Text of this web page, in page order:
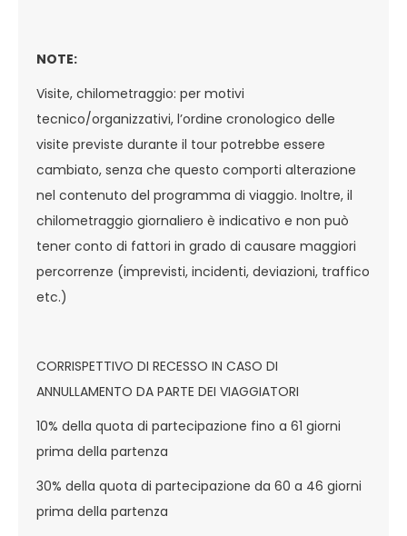
NOTE:
Visite, chilometraggio: per motivi
tecnico/organizzativi, l’ordine cronologico delle
visite previste durante il tour potrebbe essere
cambiato, senza che questo comporti alterazione
nel contenuto del programma di viaggio. Inoltre, il
chilometraggio giornaliero è indicativo e non può
tener conto di fattori in grado di causare maggiori
percorrenze (imprevisti, incidenti, deviazioni, traffico
etc.)
CORRISPETTIVO DI RECESSO IN CASO DI
ANNULLAMENTO DA PARTE DEI VIAGGIATORI
10% della quota di partecipazione fino a 61 giorni
prima della partenza
30% della quota di partecipazione da 60 a 46 giorni
prima della partenza